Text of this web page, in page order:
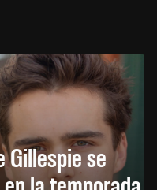
Gillespie se